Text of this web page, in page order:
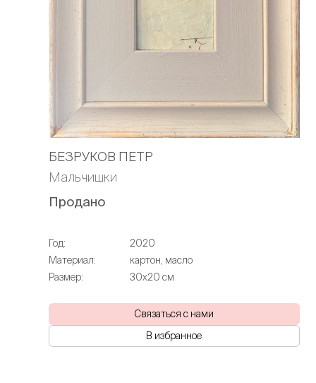
БЕЗРУКОВ ПЕТР
Мальчишки
Продано
Год:
2020
Материал:
картон, масло
Размер:
30х20 см
Связаться с нами
В избранное